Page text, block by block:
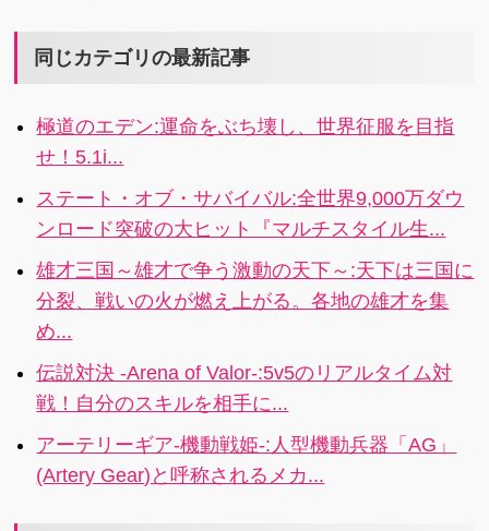
く、かえって
す。
Free：2つのモ
50種類以上の
レイアウトか
ら好きなよう
に手持ち写真
をコラージュ
にできるアプ
リです。
青な美女モー
ることができ
るアプリ。プ
リクラを超え
た美肌とキラ
キラ瞳が実現
します。
同じカテゴリの最新記事
極道のエデン:運命をぶち壊し、世界征服を目指
せ！5.1i...
ステート・オブ・サバイバル:全世界9,000万ダウ
ンロード突破の大ヒット『マルチスタイル生...
雄才三国～雄才で争う激動の天下～:天下は三国に
分裂、戦いの火が燃え上がる。各地の雄才を集
め...
伝説対決 -Arena of Valor-:5v5のリアルタイム対
戦！自分のスキルを相手に...
アーテリーギア-機動戦姫-:人型機動兵器「AG」
(Artery Gear)と呼称されるメカ...